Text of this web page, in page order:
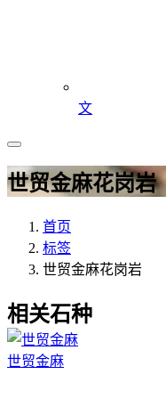
文
世贸金麻花岗岩
首页
标签
世贸金麻花岗岩
相关石种
世贸金麻